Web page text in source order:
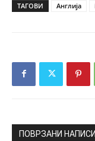
ТАГОВИ Англија
ПОВРЗАНИ НАПИСИ